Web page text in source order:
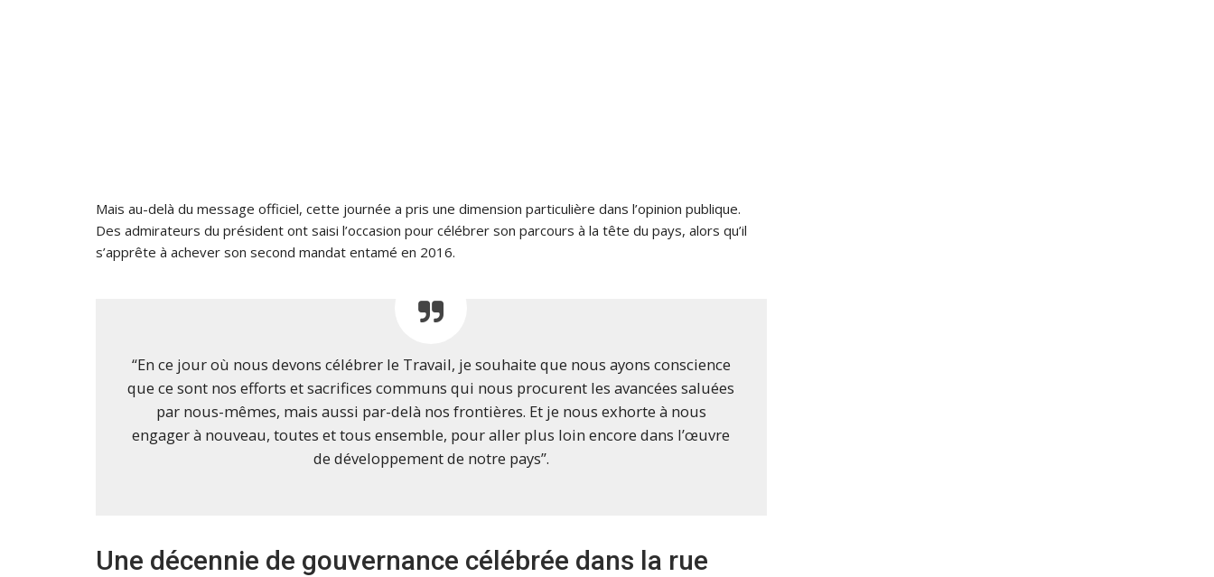
Mais au-delà du message officiel, cette journée a pris une dimension particulière dans l’opinion publique.
Des admirateurs du président ont saisi l’occasion pour célébrer son parcours à la tête du pays, alors qu’il
s’apprête à achever son second mandat entamé en 2016.
“En ce jour où nous devons célébrer le Travail, je souhaite que nous ayons conscience
que ce sont nos efforts et sacrifices communs qui nous procurent les avancées saluées
par nous-mêmes, mais aussi par-delà nos frontières. Et je nous exhorte à nous
engager à nouveau, toutes et tous ensemble, pour aller plus loin encore dans l’œuvre
de développement de notre pays”.
Une décennie de gouvernance célébrée dans la rue